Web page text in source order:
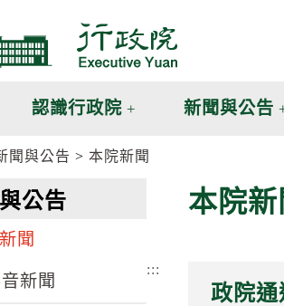
認識行政院 新聞與公告
聞與公告 本院新聞
公告
聞
新聞
本院新
:::
政院